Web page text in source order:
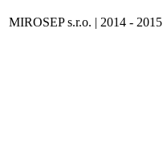
MIROSEP s.r.o. | 2014 - 2015